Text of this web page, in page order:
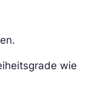
wie